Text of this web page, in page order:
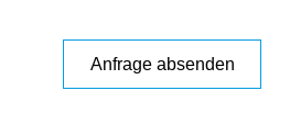
Anfrage absenden